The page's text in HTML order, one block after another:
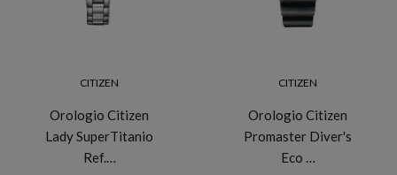
CITIZEN
Orologio Citizen
Lady SuperTitanio
Ref.…
CITIZEN
Orologio Citizen
Promaster Diver's
Eco …